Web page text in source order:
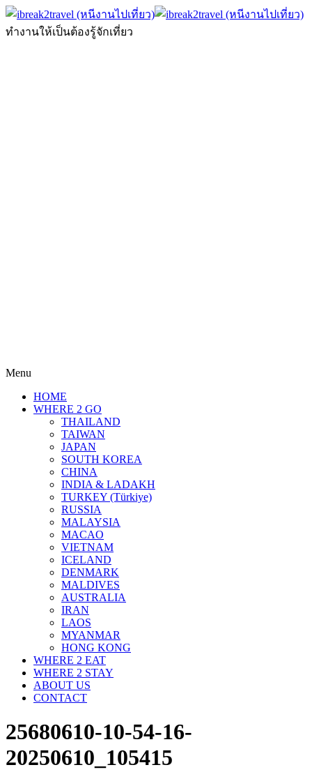
ทำงานให้เป็นต้องรู้จักเที่ยว
Menu
HOME
WHERE 2 GO
THAILAND
TAIWAN
JAPAN
SOUTH KOREA
CHINA
INDIA & LADAKH
TURKEY (Türkiye)
RUSSIA
MALAYSIA
MACAO
VIETNAM
ICELAND
DENMARK
MALDIVES
AUSTRALIA
IRAN
LAOS
MYANMAR
HONG KONG
WHERE 2 EAT
WHERE 2 STAY
ABOUT US
CONTACT
25680610-10-54-16-
20250610_105415